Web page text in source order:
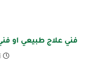
فني علاج طبيعي او